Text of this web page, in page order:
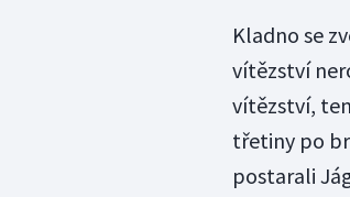
Kladno se
vítězství
vítězství,
třetiny po
postarali